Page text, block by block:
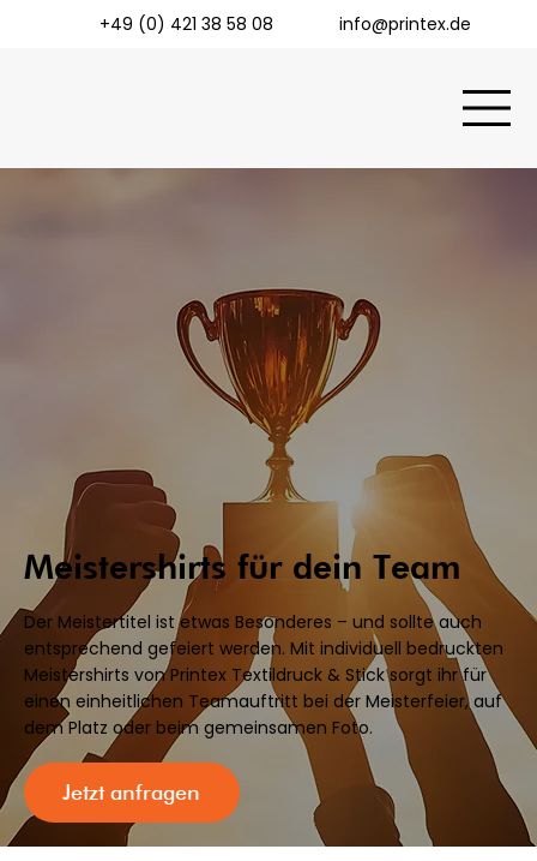
+49 (0) 421 38 58 08 info@printex.de
Meistershirts für dein Team
Der Meistertitel ist etwas Besonderes – und sollte auch
entsprechend gefeiert werden. Mit individuell bedruckten
Meistershirts von Printex Textildruck & Stick sorgt ihr für
einen einheitlichen Teamauftritt bei der Meisterfeier, auf
dem Platz oder beim gemeinsamen Foto.
Jetzt anfragen